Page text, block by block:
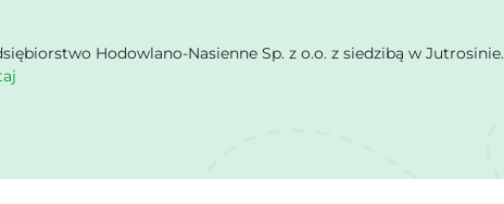
Hodowlano-Nasienne Sp. z o.o. z siedzibą w Jutrosinie.